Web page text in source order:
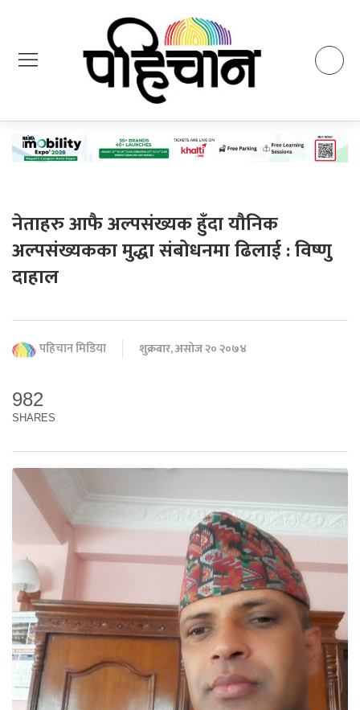
नेताहरु आफै अल्पसंख्यक हुँदा यौनिक
अल्पसंख्यकका मुद्धा संबोधनमा ढिलाई : विष्णु
दाहाल
पहिचान मिडिया शुक्रबार, असोज २० २०७४
982
SHARES